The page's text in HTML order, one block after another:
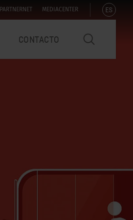
PARTNERNET MEDIACENTER ES
CONTACTO